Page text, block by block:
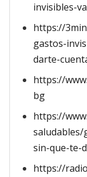
invisibles-
https://
gastos-
darte-
https://
bg
https://
sin-que-te-
https://